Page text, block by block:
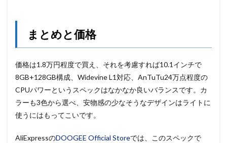
まとめと価格
価格は1.8万円程度で買え、それを考慮すれば10.1インチで
8GB+128GB構成、Widevine L1対応、AnTuTu24万点程度の
CPUパワーというスペックはなかなか良いバランスです。カ
ラーも3色から選べ、安物感の少なそうなデザインはライトに
使うにはもってこいです。
AliExpressのDOOGEE Official Storeでは、このスペックで